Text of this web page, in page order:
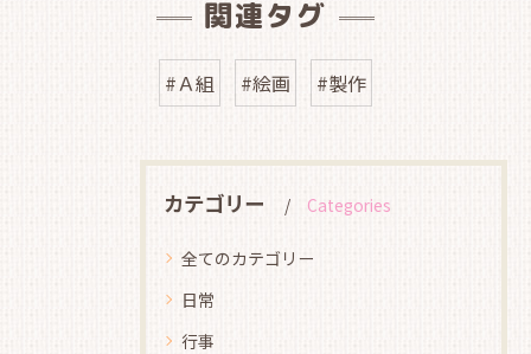
関連タグ
#Ａ組 #絵画 #製作
カテゴリー Categories
全てのカテゴリー
日常
行事